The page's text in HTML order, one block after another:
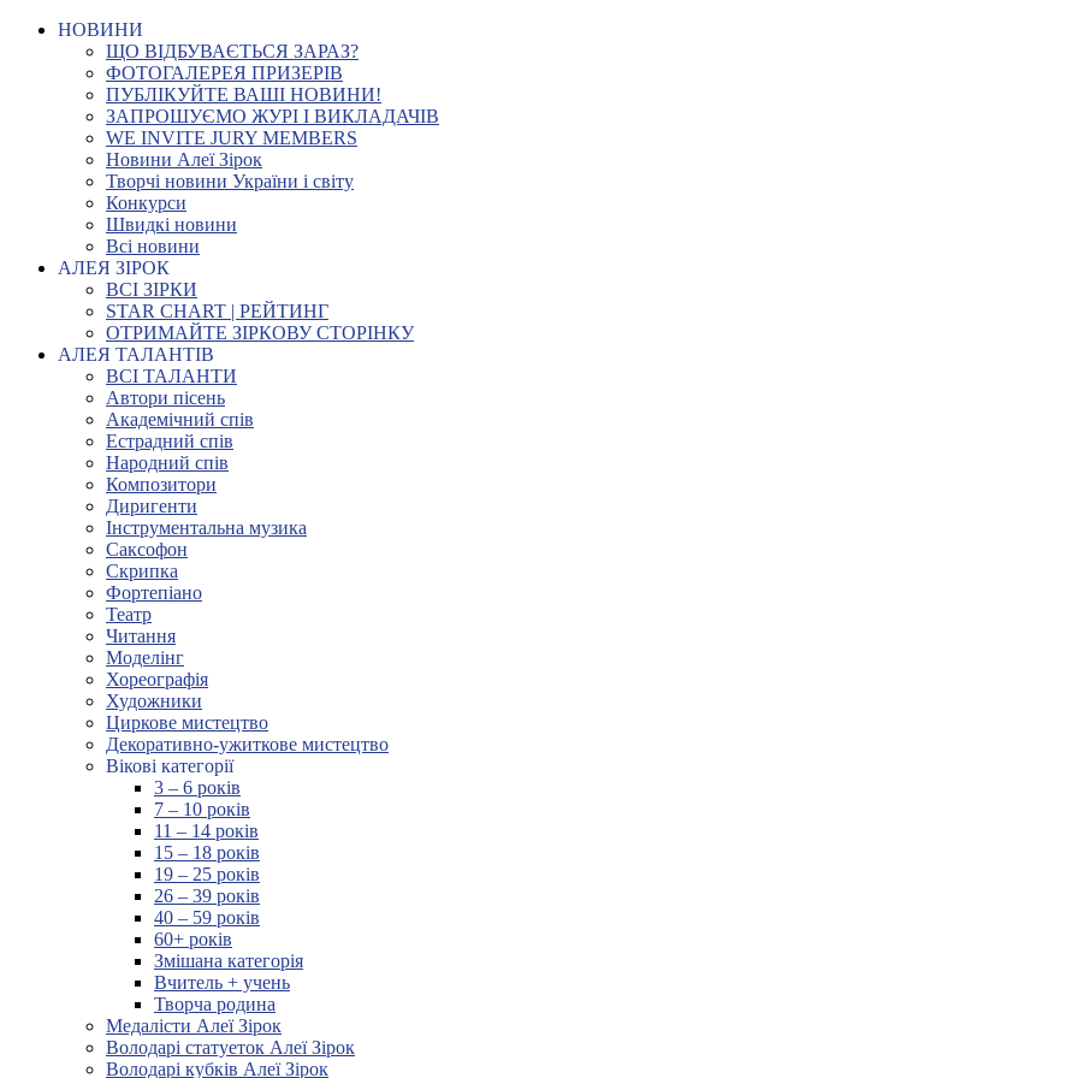
НОВИНИ
ЩО ВІДБУВАЄТЬСЯ ЗАРАЗ?
ФОТОГАЛЕРЕЯ ПРИЗЕРІВ
ПУБЛІКУЙТЕ ВАШІ НОВИНИ!
ЗАПРОШУЄМО ЖУРІ І ВИКЛАДАЧІВ
WE INVITE JURY MEMBERS
Новини Алеї Зірок
Творчі новини України і світу
Конкурси
Швидкі новини
Всі новини
АЛЕЯ ЗІРОК
ВСІ ЗІРКИ
STAR CHART | РЕЙТИНГ
ОТРИМАЙТЕ ЗІРКОВУ СТОРІНКУ
АЛЕЯ ТАЛАНТІВ
ВСІ ТАЛАНТИ
Автори пісень
Академічний спів
Естрадний спів
Народний спів
Композитори
Диригенти
Інструментальна музика
Саксофон
Скрипка
Фортепіано
Театр
Читання
Моделінг
Хореографія
Художники
Циркове мистецтво
Декоративно-ужиткове мистецтво
Вікові категорії
3 – 6 років
7 – 10 років
11 – 14 років
15 – 18 років
19 – 25 років
26 – 39 років
40 – 59 років
60+ років
Змішана категорія
Вчитель + учень
Творча родина
Медалісти Алеї Зірок
Володарі статуеток Алеї Зірок
Володарі кубків Алеї Зірок